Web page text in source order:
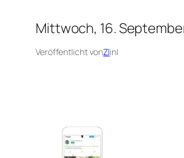
Mittwoch, 16.
Veröffentlicht vonZIin|